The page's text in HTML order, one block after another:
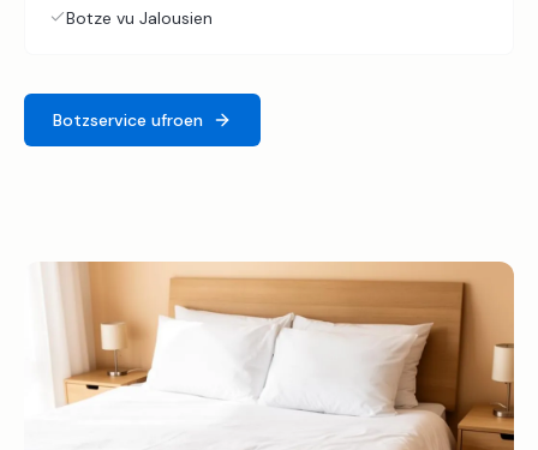
Botze vu Jalousien
Botzservice ufroen